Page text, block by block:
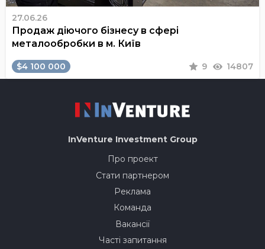
27.06.26
Продаж діючого бізнесу в сфері
металообробки в м. Київ
$4 100 000 9 14807
InVenture Investment Group
Про проект
Стати партнером
Реклама
Команда
Вакансії
Часті запитання